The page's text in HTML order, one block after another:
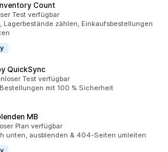
Count
Test verfügbar
Lagerbestände zählen, Einkaufsbestellungen
QuickSync
Test verfügbar
mit 100 % Sicherheit
MB
Plan verfügbar
unten, ausblenden & 404-Seiten umleiten